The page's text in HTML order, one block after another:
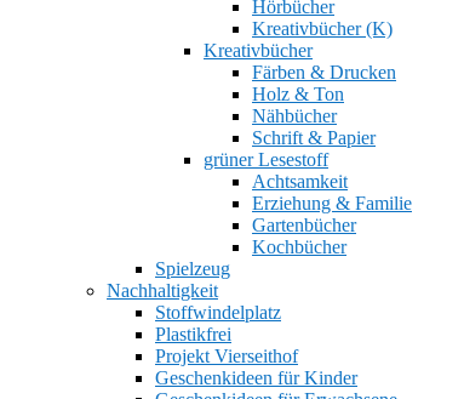
Hörbücher
Kreativbücher (K)
Kreativbücher
Färben & Drucken
Holz & Ton
Nähbücher
Schrift & Papier
grüner Lesestoff
Achtsamkeit
Erziehung & Familie
Gartenbücher
Kochbücher
Spielzeug
Nachhaltigkeit
Stoffwindelplatz
Plastikfrei
Projekt Vierseithof
Geschenkideen für Kinder